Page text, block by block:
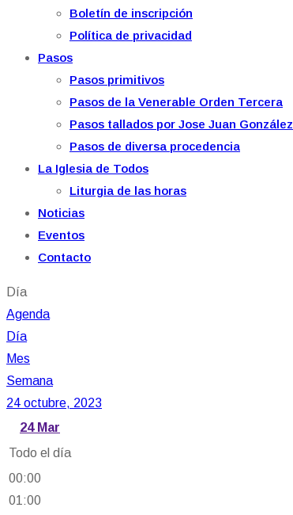
Boletín de inscripción
Política de privacidad
Pasos
Pasos primitivos
Pasos de la Venerable Orden Tercera
Pasos tallados por Jose Juan González
Pasos de diversa procedencia
La Iglesia de Todos
Liturgia de las horas
Noticias
Eventos
Contacto
Día
Agenda
Día
Mes
Semana
24 octubre, 2023
24 Mar
Todo el día
00:00
01:00